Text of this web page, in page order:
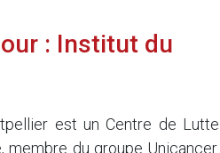
: Institut du
est un Centre de Lutte
du groupe Unicancer.